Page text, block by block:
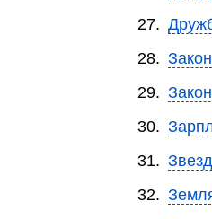
27.
28.
29.
30.
31.
32.